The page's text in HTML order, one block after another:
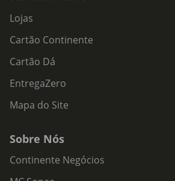
Lojas
Cartão Continente
Cartão Dá
EntregaZero
Mapa do Site
Sobre Nós
Continente Negócios